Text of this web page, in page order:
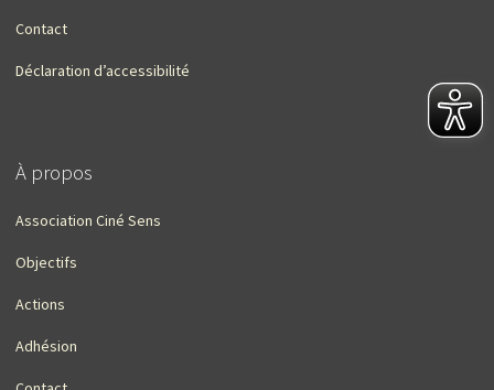
Contact
Déclaration d’accessibilité
À propos
Association Ciné Sens
Objectifs
Actions
Adhésion